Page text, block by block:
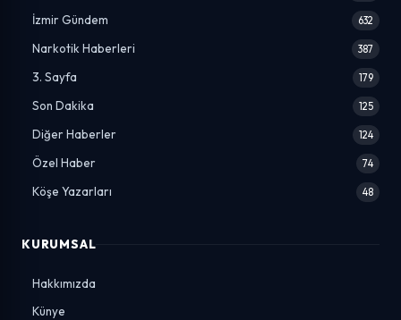
İzmir Gündem 632
Narkotik Haberleri 387
3. Sayfa 179
Son Dakika 125
Diğer Haberler 124
Özel Haber 74
Köşe Yazarları 48
KURUMSAL
Hakkımızda
Künye